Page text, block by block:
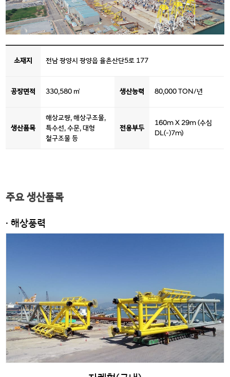
소재지 전남 광양시 광양읍 율촌산단5로 177
공장면적 330,580 ㎡ 생산능력 80,000 TON/년
생산품목
해상교량, 해상구조물,
특수선, 수문, 대형
철구조물 등
전용부두
160m X 29m (수심
DL(-)7m)
주요 생산품목
· 해상풍력